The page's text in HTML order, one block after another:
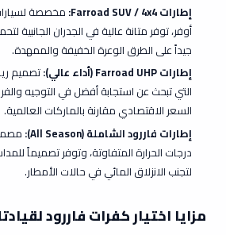
إطارات Farroad SUV / 4x4
: مخصصة
أوفر، توفر متانة عالية في الجدران الجانبية
جيداً على الطرق الوعرة الخفيفة والممهدة.
إطارات Farroad UHP (أداء عالي)
:تصميم
التي تبحث عن استجابة أفضل في التوجيه
السعر الاقتصادي مقارنة بالماركات العالمية.
إطارات فاررود الشاملة (All Season)
:
درجات الحرارة المتفاوتة، وتوفر تصميماً
لتجنب الانزلاق المائي في حالات الأمطار.
مزايا اختيار كفرات فاررود